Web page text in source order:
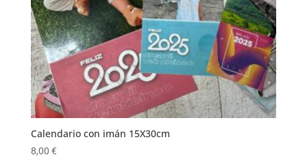
Calendario con imán 15X30cm
8,00 €